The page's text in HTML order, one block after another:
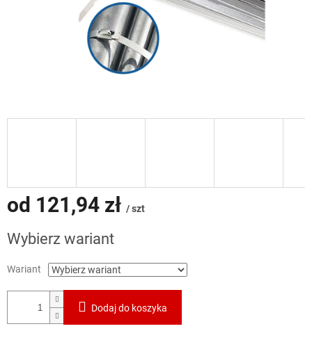
od 121,94 zł / szt
jednostkowa:
Wybierz wariant
Wariant
Dodaj do koszyka